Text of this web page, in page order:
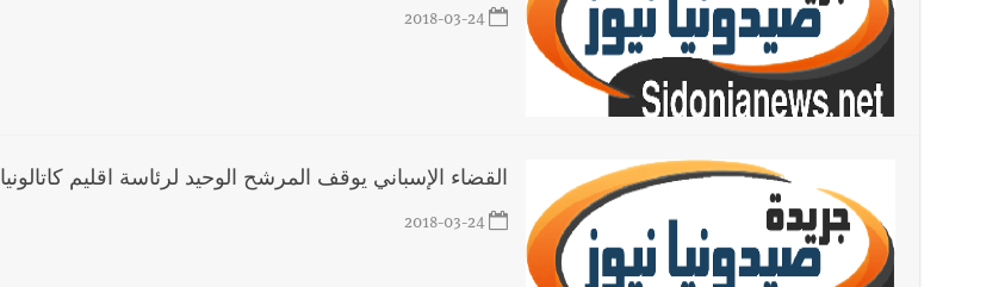
2018-03-24
القضاء الإسباني يوقف المرشح الوحيد لرئاسة اقليم كاتالونيا
2018-03-24